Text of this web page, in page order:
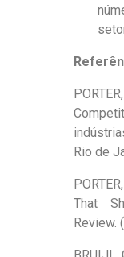
Rio de
That
Review.